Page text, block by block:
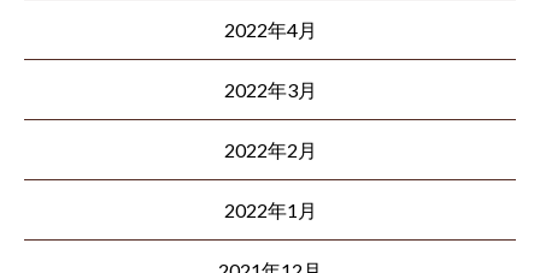
2022年4月
2022年3月
2022年2月
2022年1月